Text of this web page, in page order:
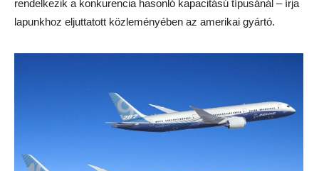
rendelkezik a konkurencia hasonló kapacitású típusánál – írja
lapunkhoz eljuttatott közleményében az amerikai gyártó.